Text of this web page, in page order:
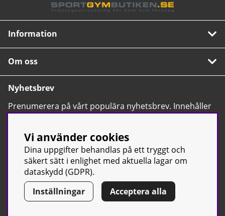
Information
Om oss
Nyhetsbrev
Prenumerera på vårt populära nyhetsbrev. Innehåller
tips, nyheter och våra allra bästa erbjudanden.
© Sport & Gym Butiken JTC AB | Kontakta oss| All rights reserved
| Org.nr: 556668-7058 | Tel: 0500-42 87 00
Vi använder cookies
Dina uppgifter behandlas på ett tryggt och
säkert sätt i enlighet med aktuella lagar om
dataskydd (GDPR).
Inställningar
Acceptera alla